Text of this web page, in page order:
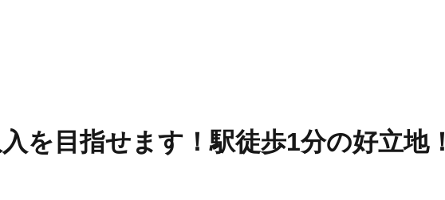
を目指せます！駅徒歩1分の好立地！